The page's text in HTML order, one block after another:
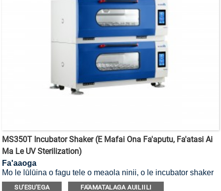
MS350T Incubator Shaker (E Mafai Ona Fa'aputu, Fa'atasi Ai
Ma Le UV Sterilization)
Fa'aaoga
Mo le lūlūina o fagu tele o meaola ninii, o le incubator shaker
e mafai ona fa'aputu ma fa'amama i le UV.
SU'ESU'EGA FA'AMATALAGA AUILIILI